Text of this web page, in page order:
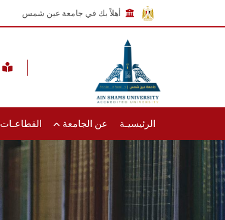
أهلاً بك في جامعة عين شمس
الرئيسيـة عن الجامعة القطاعـات